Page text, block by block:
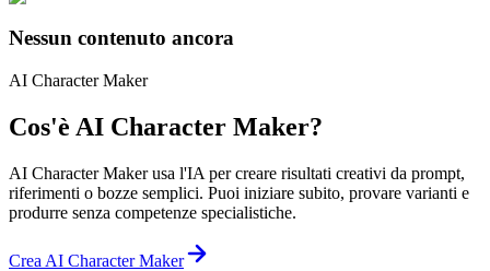
Nessun contenuto ancora
AI Character Maker
Cos'è AI Character Maker?
AI Character Maker usa l'IA per creare risultati creativi da prompt,
riferimenti o bozze semplici. Puoi iniziare subito, provare varianti e
produrre senza competenze specialistiche.
Crea AI Character Maker